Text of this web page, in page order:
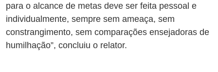
para o alcance de metas deve ser feita pessoal e
individualmente, sempre sem ameaça, sem
constrangimento, sem comparações ensejadoras de
humilhação”, concluiu o relator.